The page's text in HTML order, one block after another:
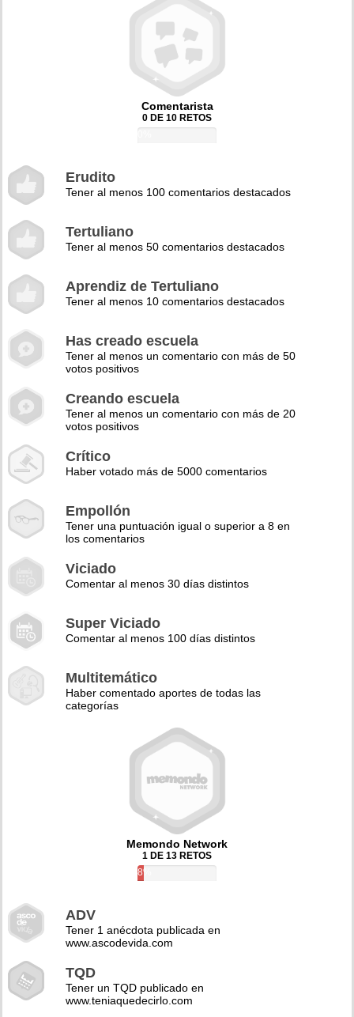
Comentarista
0 DE 10 RETOS
Erudito
Tener al menos 100 comentarios destacados
Tertuliano
Tener al menos 50 comentarios destacados
Aprendiz de Tertuliano
Tener al menos 10 comentarios destacados
Has creado escuela
Tener al menos un comentario con más de 50
votos positivos
Creando escuela
Tener al menos un comentario con más de 20
votos positivos
Crítico
Haber votado más de 5000 comentarios
Empollón
Tener una puntuación igual o superior a 8 en
los comentarios
Viciado
Comentar al menos 30 días distintos
Super Viciado
Comentar al menos 100 días distintos
Multitemático
Haber comentado aportes de todas las
categorías
Memondo Network
1 DE 13 RETOS
8%
ADV
Tener 1 anécdota publicada en
www.ascodevida.com
TQD
Tener un TQD publicado en
www.teniaquedecirlo.com